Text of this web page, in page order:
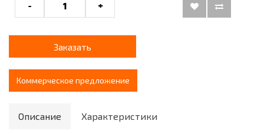
- +
Заказать
Коммерческое предложение
Описание Характеристики